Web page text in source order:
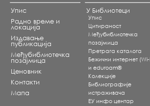
Упис
Радно време и
локација
Издавање
публикација
Међубиблиотечка
позајмица
Ценовник
Контакти
Мапа
У Библиотеци
Упис
Цитираност
Међубиблиотечка
позајмица
Претрага каталога
Бежични интернет (Wi-
и eduroam®
Koлекције
Библиографије
истраживача
ЕУ инфо центар